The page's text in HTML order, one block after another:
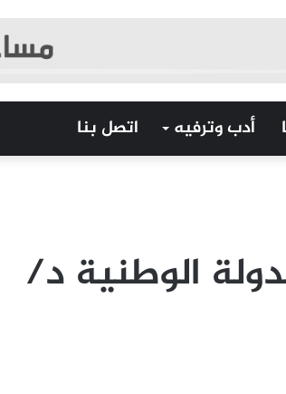
أدب وترفيه اتصل بنا
الوطنية د/